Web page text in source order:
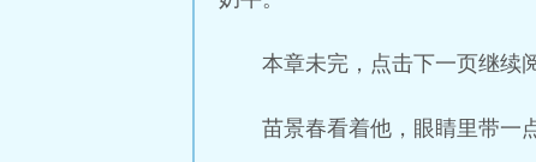
本章未完，点击下一页继
苗景春看着他，眼睛里带一